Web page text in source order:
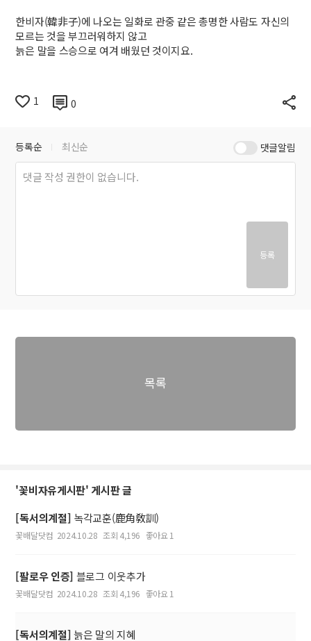
한비자(韓非子)에 나오는 일화로 관중 같은 총명한 사람도 자신의
모르는 것을 부끄러워하지 않고
늙은 말을 스승으로 여겨 배웠던 것이지요.
1 0
등록순 최신순 댓글알림
등록
목록
'꽃비자유게시판' 게시판 글
[독서의계절] 녹각교훈(鹿角敎訓)
꽃배달닷컴 2024.10.28 조회 4,196 좋아요 1
[팔로우 인증] 블로그 이웃추가
꽃배달닷컴 2024.10.28 조회 4,196 좋아요 1
[독서의계절]늙은 말의 지혜